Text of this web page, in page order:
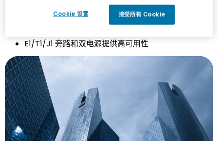
嵌入式 DSP 执行媒体处理（转换语音编码、
E1/T1/J1 旁路和双电源提供高可用性
Cookie 设置 接受所有 Cookie